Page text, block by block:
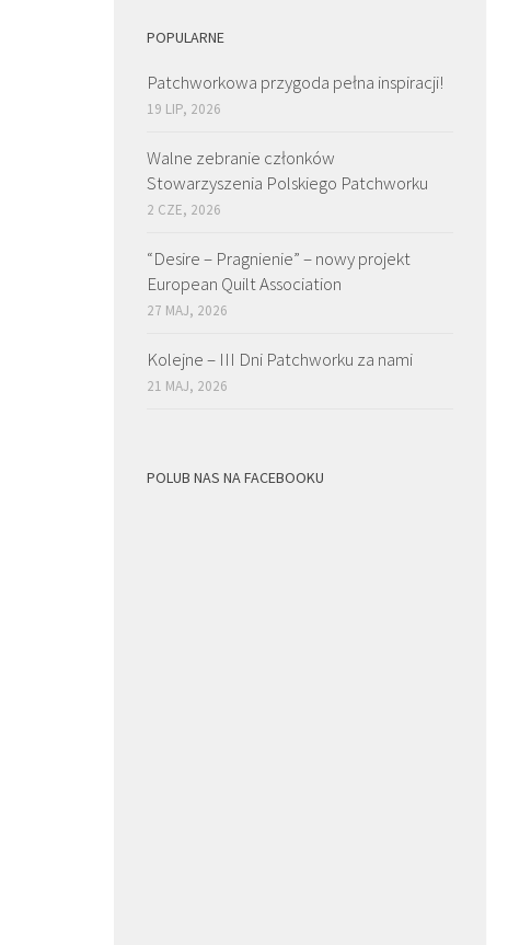
POPULARNE
Patchworkowa przygoda pełna inspiracji!
19 LIP, 2026
Walne zebranie członków
Stowarzyszenia Polskiego Patchworku
2 CZE, 2026
“Desire – Pragnienie” – nowy projekt
European Quilt Association
27 MAJ, 2026
Kolejne – III Dni Patchworku za nami
21 MAJ, 2026
POLUB NAS NA FACEBOOKU